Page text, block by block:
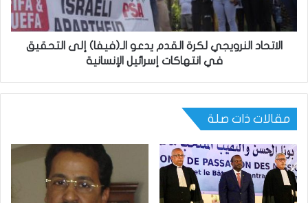
الاتحاد النرويجي لكرة القدم يدعو الـ(فيفا) إلى التحقيق
في انتهاكات إسرائيل الإنسانية
مقالات ذات صلة